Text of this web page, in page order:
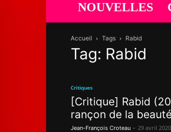
NOUVELLES
Accueil Tags Rabid
Tag: Rabid
Critiques
[Critique] Rabid
rançon de la
Jean-François Croteau - 29 avril 2020